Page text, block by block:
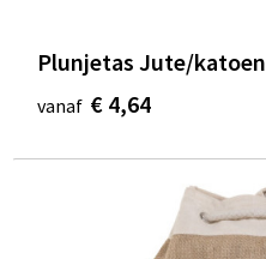
Plunjetas Jute/katoen
vanaf € 4,64